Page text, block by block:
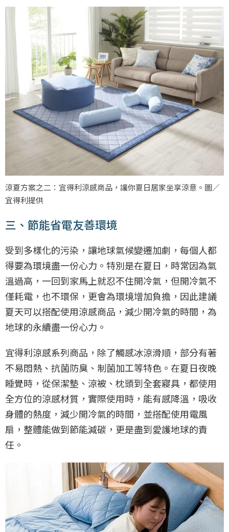
涼夏方案之二：宜得利涼感商品，讓你夏日居家坐享涼意。圖／
宜得利提供
三、節能省電友善環境
受到多樣化的污染，讓地球氣候變遷加劇，每個人都
得要為環境盡一份心力。特別是在夏日，時常因為氣
溫過高，一回到家馬上就忍不住開冷氣，但開冷氣不
僅耗電，也不環保，更會為環境增加負擔，因此建議
夏天可以搭配使用涼感商品，減少開冷氣的時間，為
地球的永續盡一份心力。
宜得利涼感系列商品，除了觸感冰涼滑順，部分有著
不易悶熱、抗菌防臭、制菌加工等特色。在夏日夜晚
睡覺時，從保潔墊、涼被、枕頭到全套寢具，都使用
全方位的涼感材質，實際使用時，能有感降溫，吸收
身體的熱度，減少開冷氣的時間，並搭配使用電風
扇，整體能做到節能減碳，更是盡到愛護地球的責
任。